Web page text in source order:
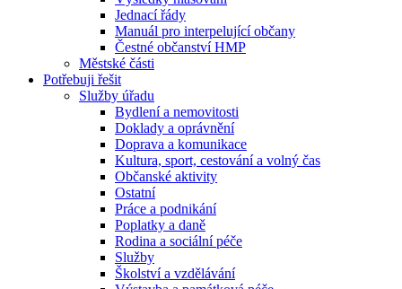
Jednací řády
Manuál pro interpelující občany
Čestné občanství HMP
Městské části
Potřebuji řešit
Služby úřadu
Bydlení a nemovitosti
Doklady a oprávnění
Doprava a komunikace
Kultura, sport, cestování a volný čas
Občanské aktivity
Ostatní
Práce a podnikání
Poplatky a daně
Rodina a sociální péče
Služby
Školství a vzdělávání